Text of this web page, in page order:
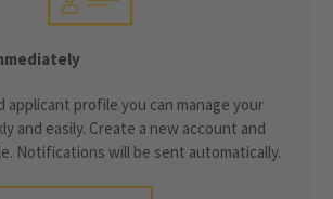
profile you can manage your
and easily. Create a new account and
Notifications will be sent automatically.